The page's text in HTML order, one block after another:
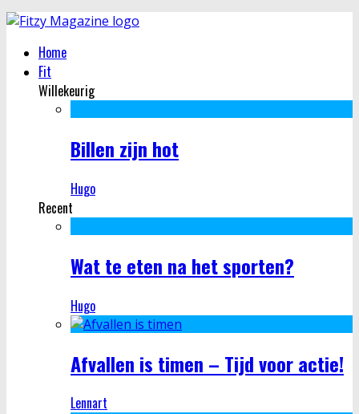
Home
Fit
Willekeurig
Billen zijn hot
Hugo
Recent
Wat te eten na het sporten?
Hugo
Afvallen is timen – Tijd voor actie!
Lennart